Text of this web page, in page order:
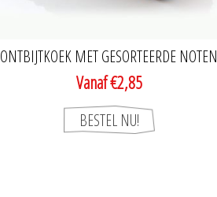
ONTBIJTKOEK MET GESORTEERDE NOTEN
Vanaf €2,85